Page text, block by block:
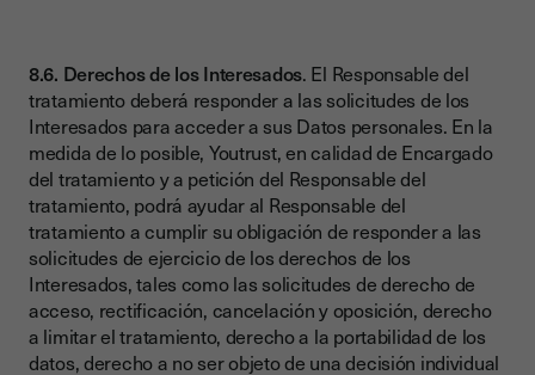
8.6. Derechos de los Interesados. El Responsable del
tratamiento deberá responder a las solicitudes de los
Interesados para acceder a sus Datos personales. En la
medida de lo posible, Youtrust, en calidad de Encargado
del tratamiento y a petición del Responsable del
tratamiento, podrá ayudar al Responsable del
tratamiento a cumplir su obligación de responder a las
solicitudes de ejercicio de los derechos de los
Interesados, tales como las solicitudes de derecho de
acceso, rectificación, cancelación y oposición, derecho
a limitar el tratamiento, derecho a la portabilidad de los
datos, derecho a no ser objeto de una decisión individual